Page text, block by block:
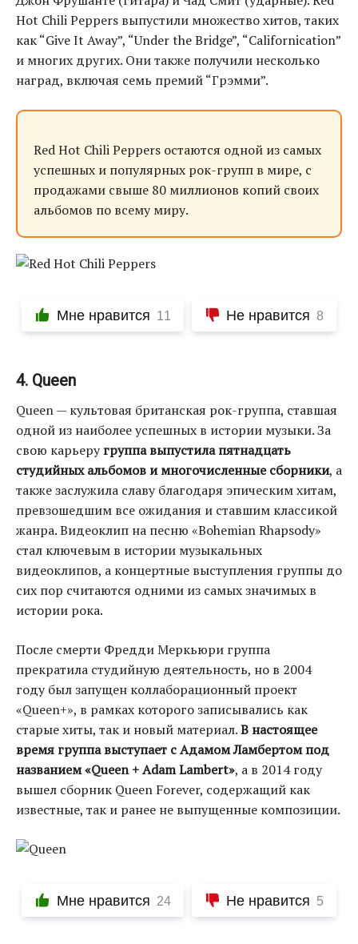
Hot Chili Peppers выпустили множество хитов, таких
как “Give It Away”, “Under the Bridge”, “Californication”
и многих других. Они также получили несколько
наград, включая семь премий “Грэмми”.
Red Hot Chili Peppers остаются одной из самых
успешных и популярных рок-групп в мире, с
продажами свыше 80 миллионов копий своих
альбомов по всему миру.
Мне нравится 11 Не нравится 8
4. Queen
Queen — культовая британская рок-группа, ставшая
одной из наиболее успешных в истории музыки. За
свою карьеругруппа выпустила пятнадцать
студийных альбомов и многочисленные сборники, а
также заслужила славу благодаря эпическим хитам,
превзошедшим все ожидания и ставшим классикой
жанра. Видеоклип на песню «Bohemian Rhapsody»
стал ключевым в истории музыкальных
видеоклипов, а концертные выступления группы до
сих пор считаются одними из самых значимых в
истории рока.
После смерти Фредди Меркьюри группа
прекратила студийную деятельность, но в 2004
году был запущен коллаборационный проект
«Queen+», в рамках которого записывались как
старые хиты, так и новый материал.В настоящее
время группа выступает с Адамом Ламбертом под
названием «Queen + Adam Lambert», а в 2014 году
вышел сборник Queen Forever, содержащий как
известные, так и ранее не выпущенные композиции.
Мне нравится 24 Не нравится 5